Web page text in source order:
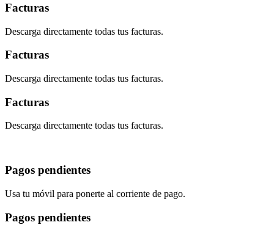
Facturas
Descarga directamente todas tus facturas.
Facturas
Descarga directamente todas tus facturas.
Facturas
Descarga directamente todas tus facturas.
Pagos pendientes
Usa tu móvil para ponerte al corriente de pago.
Pagos pendientes